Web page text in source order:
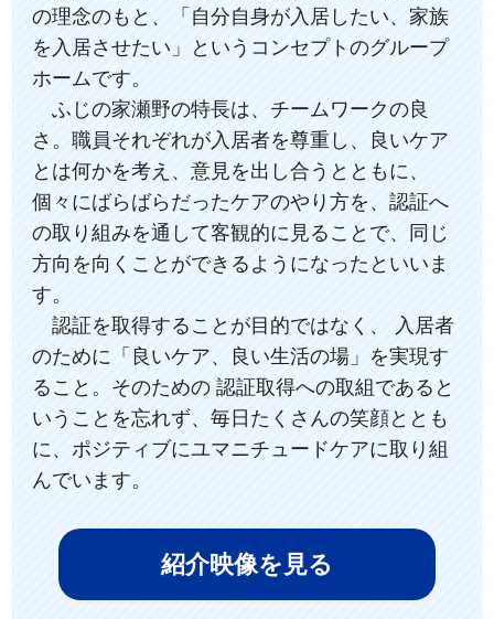
の理念のもと、「自分自身が入居したい、家族
を入居させたい」というコンセプトのグループ
ホームです。
ふじの家瀬野の特長は、チームワークの良
さ。職員それぞれが入居者を尊重し、良いケア
とは何かを考え、意見を出し合うとともに、
個々にばらばらだったケアのやり方を、認証へ
の取り組みを通して客観的に見ることで、同じ
方向を向くことができるようになったといいま
す。
認証を取得することが目的ではなく、 入居者
のために「良いケア、良い生活の場」を実現す
ること。そのための 認証取得への取組であると
いうことを忘れず、毎日たくさんの笑顔ととも
に、ポジティブにユマニチュードケアに取り組
んでいます。
紹介映像を見る